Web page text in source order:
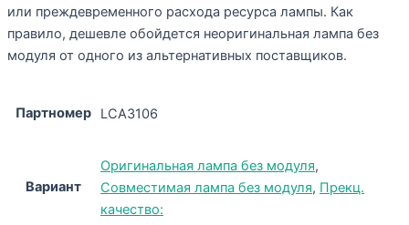
или преждевременного расхода ресурса лампы. Как
правило, дешевле обойдется неоригинальная лампа без
модуля от одного из альтернативных поставщиков.
Партномер LCA3106
Вариант
Оригинальная лампа без модуля,
Совместимая лампа без модуля, Прекц.
качество: